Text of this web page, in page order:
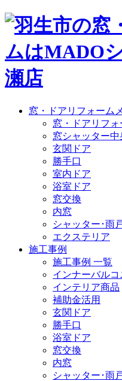
窓・ドアリフォーム
窓・ドアリフ
窓シャッター
玄関ドア
勝手口
室内ドア
浴室ドア
窓交換
内窓
シャッター･雨
エクステリア
施工事例
施工事例 一覧
インナーバルコ
インテリア商品
補助金活用
玄関ドア
勝手口
浴室ドア
窓交換
内窓
シャッター･雨